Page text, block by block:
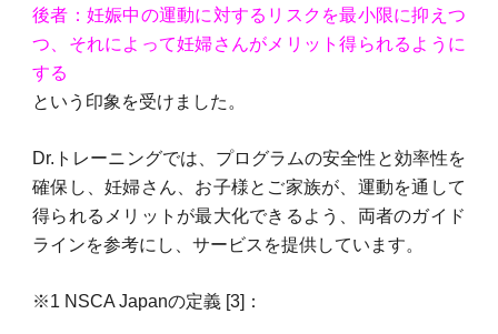
後者：妊娠中の運動に対するリスクを最小限に抑えつ
つ、それによって妊婦さんがメリット得られるように
する
という印象を受けました。
Dr.トレーニングでは、プログラムの安全性と効率性を
確保し、妊婦さん、お子様とご家族が、運動を通して
得られるメリットが最大化できるよう、両者のガイド
ラインを参考にし、サービスを提供しています。
※1 NSCA Japanの定義 [3]：